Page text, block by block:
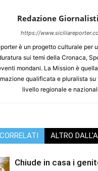
Redazione
https://
è un progetto culturale per
sui temi della Cronaca,
mondani. La Mission è
qualificata e pluralista su
livello regionale e
ALTRO
Chiude in casa i